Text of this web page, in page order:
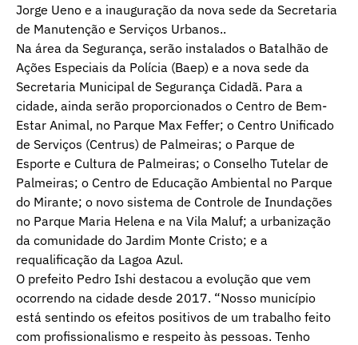
Jorge Ueno e a inauguração da nova sede da Secretaria
de Manutenção e Serviços Urbanos..
Na área da Segurança, serão instalados o Batalhão de
Ações Especiais da Polícia (Baep) e a nova sede da
Secretaria Municipal de Segurança Cidadã. Para a
cidade, ainda serão proporcionados o Centro de Bem-
Estar Animal, no Parque Max Feffer; o Centro Unificado
de Serviços (Centrus) de Palmeiras; o Parque de
Esporte e Cultura de Palmeiras; o Conselho Tutelar de
Palmeiras; o Centro de Educação Ambiental no Parque
do Mirante; o novo sistema de Controle de Inundações
no Parque Maria Helena e na Vila Maluf; a urbanização
da comunidade do Jardim Monte Cristo; e a
requalificação da Lagoa Azul.
O prefeito Pedro Ishi destacou a evolução que vem
ocorrendo na cidade desde 2017. “Nosso município
está sentindo os efeitos positivos de um trabalho feito
com profissionalismo e respeito às pessoas. Tenho